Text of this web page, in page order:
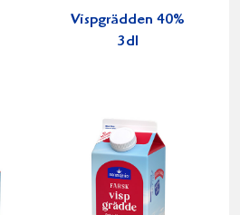
Vispgrädden 40%
3dl